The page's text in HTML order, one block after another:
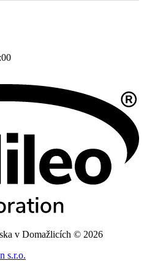
v Domažlicích © 2026
s.r.o.